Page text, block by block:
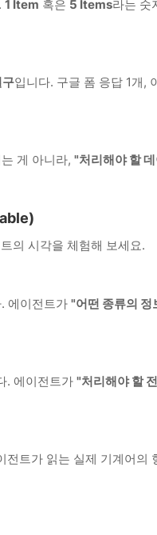
1 Item 혹은 5 Items라는 숫
구입니다. 구글 폼 응답 1개,
게 아니라, "처리해야 할
의 시각을 체험해 보세요.
에이전트가 "어떤 종류의 정
. 에이전트가 "처리해야 할
전트가 읽는 실제 기계어의